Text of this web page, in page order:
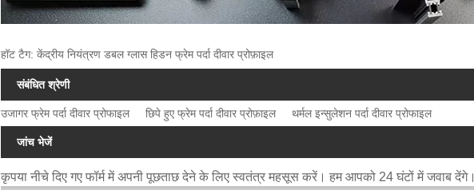
हॉट टैग: केंद्रीय नियंत्रण डबल ग्लास हिडन फ्रेम पर्दा दीवार प्रोफ़ाइल
संबंधित श्रेणी
उजागर फ्रेम पर्दा दीवार प्रोफाइल छिपे हुए फ्रेम पर्दा दीवार प्रोफ़ाइल थर्मल इन्सुलेशन पर्दा दीवार प्रोफाइल
जांच भेजें
कृपया नीचे दिए गए फॉर्म में अपनी पूछताछ देने के लिए स्वतंत्र महसूस करें। हम आपको 24 घंटों में जवाब देंगे।